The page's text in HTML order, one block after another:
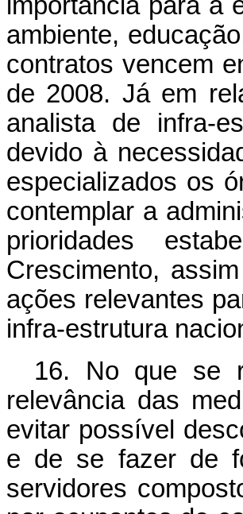
ambiente,
contratos vencem
de 2008. Já em
analista de infra-
devido à
especializados os
contemplar a
prioridades
Crescimento,
ações relevantes
infra-estrutura
16. No que se
relevância das
evitar possível
e de se fazer de
servidores